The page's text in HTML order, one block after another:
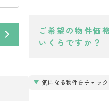
ご希望の物件価
いくらですか？
気になる物件をチェッ